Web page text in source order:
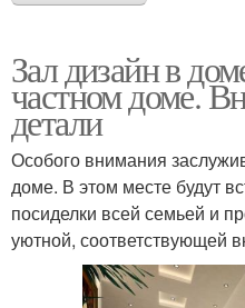
Зал дизайн в
частном доме.
детали
Особого внимания
доме. В этом месте будут
посиделки всей семьей и
уютной, соответствующей